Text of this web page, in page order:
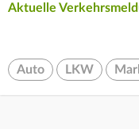
Aktuelle
Auto LKW